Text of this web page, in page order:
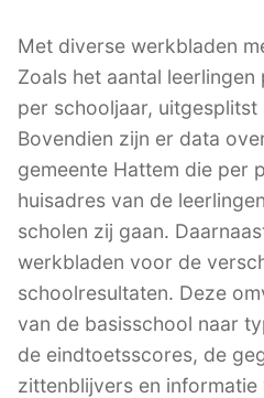
Met diverse werkbladen
Zoals het aantal
per schooljaar, uitgesplitst
Bovendien zijn er data
gemeente Hattem die per
huisadres van de
scholen zij gaan.
werkbladen voor de
schoolresultaten. Deze
van de basisschool naar
de eindtoetsscores, de
zittenblijvers en informatie